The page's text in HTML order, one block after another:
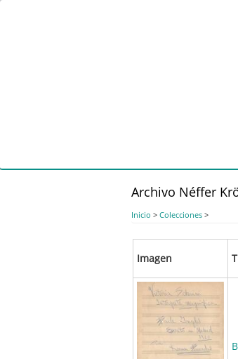
Archivo Néffer
Inicio > Colecciones >
Imagen